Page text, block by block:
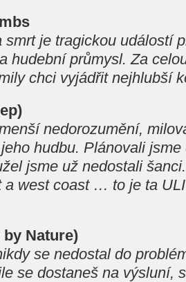
smrt je tragickou událostí
hudební průmysl. Za
chci vyjádřit nejhlubší
nedorozumění,
hudbu. Plánovali
jsme už nedostali
a west coast … to je ta
by Nature)
se nedostal do
se dostaneš na výsluní,